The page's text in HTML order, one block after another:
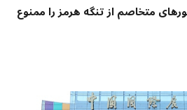
متخاصم از تنگه هرمز را ممنوع